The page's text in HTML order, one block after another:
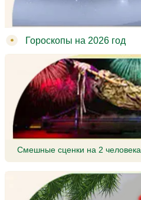
Гороскопы на 2026 год
Смешные сценки на 2 человека